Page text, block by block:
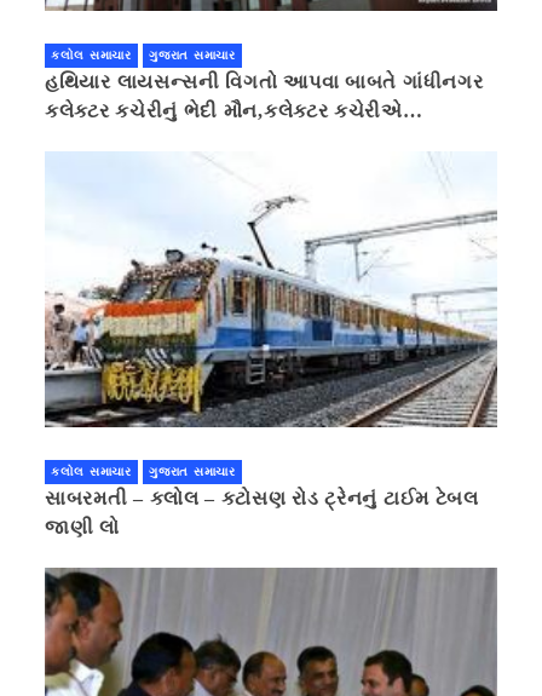
કલોલ સમાચાર ગુજરાત સમાચાર
હથિયાર લાયસન્સની વિગતો આપવા બાબતે ગાંધીનગર
કલેક્ટર કચેરીનું ભેદી મૌન,કલેક્ટર કચેરીએ
કલોલ સમાચાર ગુજરાત સમાચાર
સાબરમતી – કલોલ – કટોસણ રોડ ટ્રેનનું ટાઈમ ટેબલ
જાણી લો